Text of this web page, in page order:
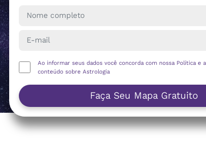
Ao informar seus dados você concorda com nossa Políticae
conteúdo sobre Astrologia
Faça Seu Mapa Gratuito